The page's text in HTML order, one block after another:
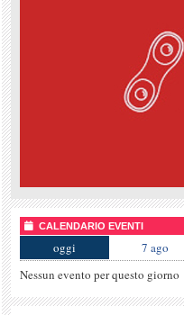
CALENDARIO EVENTI
oggi 7 ago
Nessun evento per questo giorno